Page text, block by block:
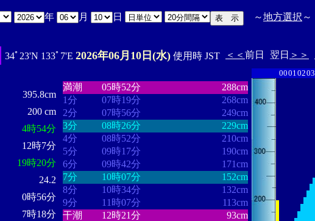
年 月 日 ～地方選択 ～
34ﾟ23'N 133ﾟ7'E 2026年06月10日(水) 使用時 JST ＜＜ 前日 翌日 ＞＞
395.8cm
200 cm
4時54分
12時7分
19時20分
24.2
0時56分
7時18分
満潮
05時52分
288cm
1分
07時19分
268cm
2分
07時56分
249cm
3分
08時26分
229cm
4分
08時52分
210cm
5分
09時17分
190cm
6分
09時42分
171cm
7分
10時07分
152cm
8分
10時34分
132cm
9分
11時07分
113cm
干潮
12時21分
93cm
00010203